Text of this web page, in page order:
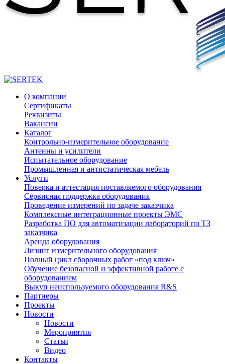
О компании
Сертификаты
Реквизиты
Вакансии
Каталог
Контрольно-измерительное оборудование
Антенны и усилители
Испытательное оборудование
Промышленная и антистатическая мебель
Услуги
Поверка и аттестация поставляемого оборудования
Сервисная поддержка оборудования
Проведение измерений по задаче заказчика
Комплексные интеграционные проекты ЭМС
Разработка ПО для автоматизации лабораторий по ТЗ
заказчика
Аренда оборудования
Лизинг измерительного оборудования
Полный цикл сборочных работ «под ключ»
Обучение безопасной и эффективной работе с
оборудованием
Выкуп неиспользуемого оборудования R&S
Партнеры
Проекты
Новости
Новости
Мероприятия
Статьи
Видео
Контакты